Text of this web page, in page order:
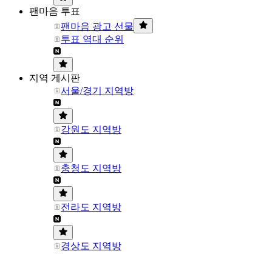
팬마음 투표
팬마음 광고 선물
투표 역대 순위
지역 게시판
서울/경기 지역방
강원도 지역방
충청도 지역방
전라도 지역방
경상도 지역방